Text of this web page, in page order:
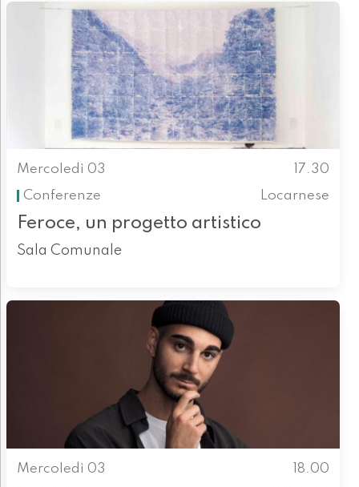
Mercoledì 03
17.30
Conferenze
Locarnese
Feroce, un progetto artistico
Sala Comunale
Mercoledì 03
18.00